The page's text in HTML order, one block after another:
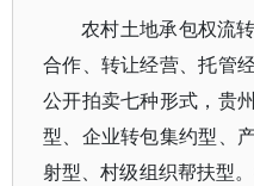
农村土地承包权流
合作、转让经营、托管
公开拍卖七种形式，贵
型、企业转包集约型、
射型、村级组织帮扶型